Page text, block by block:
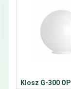
Klosz G-300 OP